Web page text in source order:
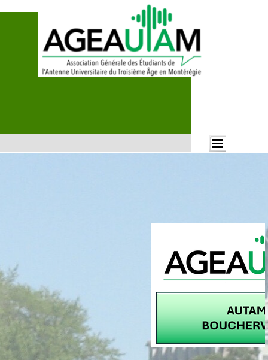
Rechercher